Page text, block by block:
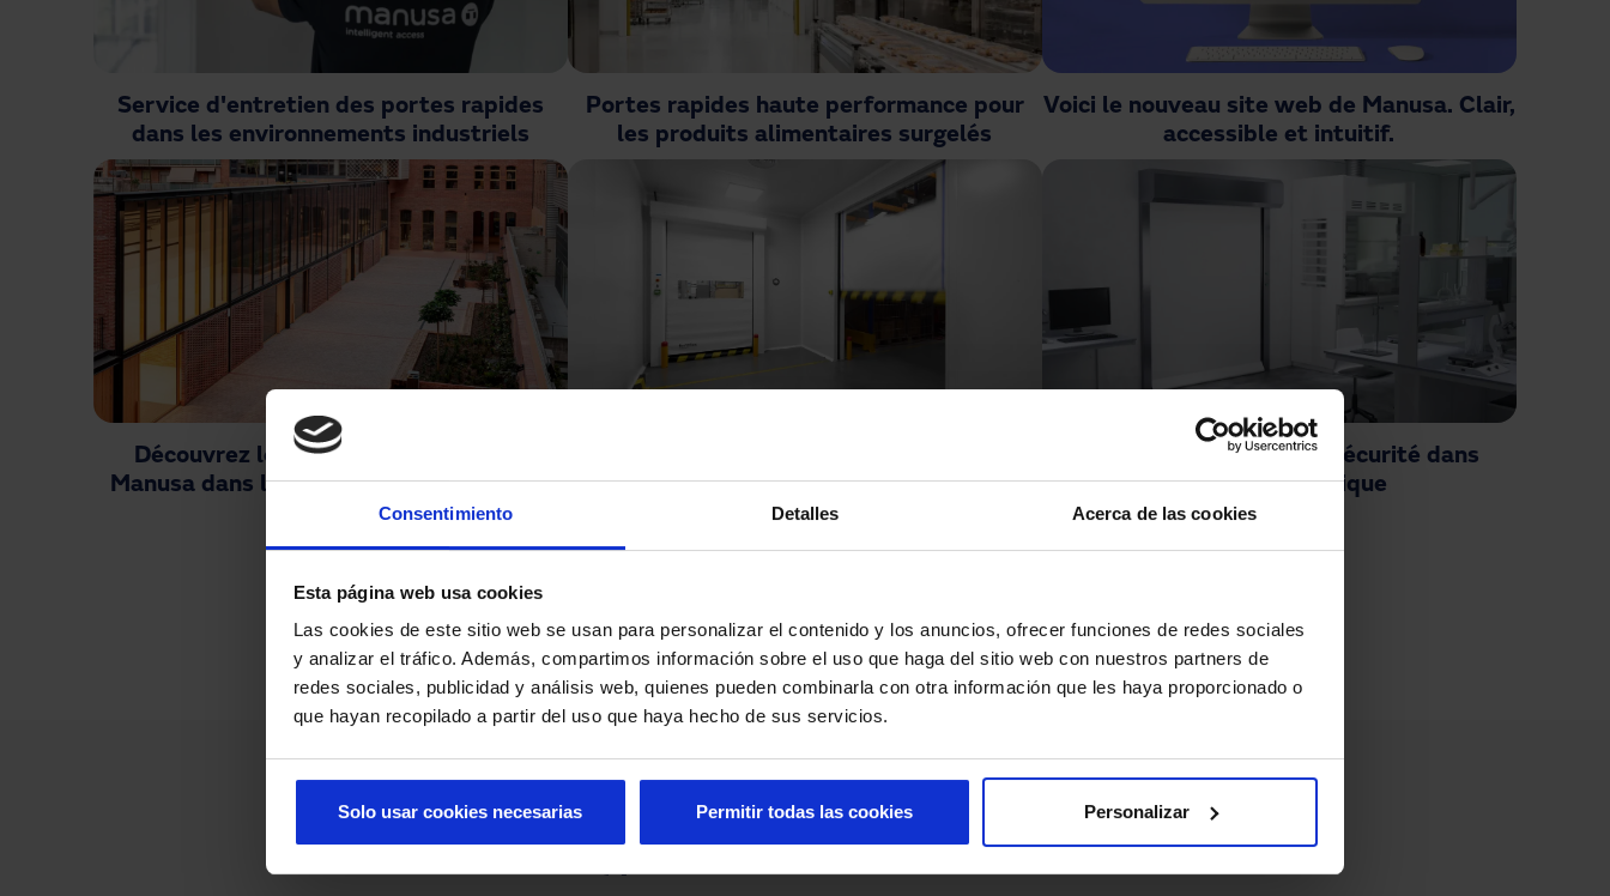
Consentimiento Detalles Acerca de las cookies
Esta página web usa cookies
Las cookies de este sitio web se usan para personalizar el contenido y los anuncios, ofrecer funciones de redes sociales
y analizar el tráfico. Además, compartimos información sobre el uso que haga del sitio web con nuestros partners de
redes sociales, publicidad y análisis web, quienes pueden combinarla con otra información que les haya proporcionado o
que hayan recopilado a partir del uso que haya hecho de sus servicios.
Solo usar cookies necesarias Personalizar
Permitir todas las cookies
Service d'entretien des portes rapides
dans les environnements industriels
Portes rapides haute performance pour
les produits alimentaires surgelés
Voici le nouveau site web de Manusa. Clair,
accessible et intuitif.
Découvrez les portes automatiques
Manusa dans les quartiers de Barcelone
rapide : causes, solutions et prévention
Portes rapides pour la sécurité dans
l'industrie chimique
Ce type de contenu t'intéresse ?